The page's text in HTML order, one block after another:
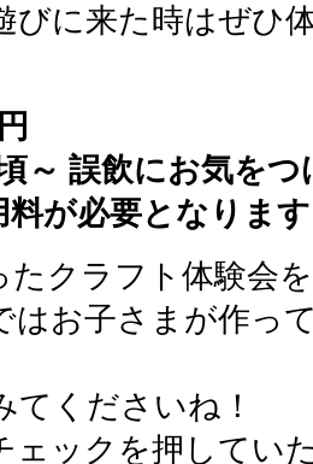
びに来た時はぜひ
円
～ 誤飲にお気を
が必要となりま
たクラフト体験会
はお子さまが作っ
てくださいね！
ェックを押してい